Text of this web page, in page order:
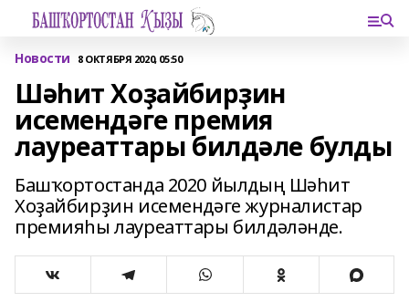
Новости 8 ОКТЯБРЯ 2020, 05:50
Шәһит Хоҙайбирҙин
исемендәге премия
лауреаттары билдәле булды
Башҡортостанда 2020 йылдың Шәһит
Хоҙайбирҙин исемендәге журналистар
премияһы лауреаттары билдәләнде.